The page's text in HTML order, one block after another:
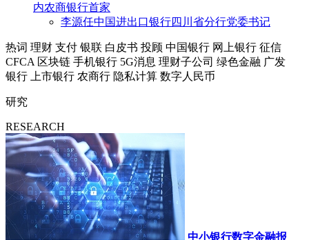
内农商银行首家
李源任中国进出口银行四川省分行党委书记
热词 理财 支付 银联 白皮书 投顾 中国银行 网上银行 征信
CFCA 区块链 手机银行 5G消息 理财子公司 绿色金融 广发
银行
上市银行 农商行 隐私计算 数字人民币
研究
RESEARCH
中小银行数字金融报